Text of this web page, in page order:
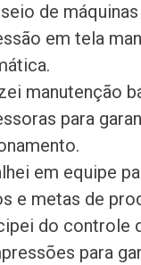
de
em tela
manutenção
para
em equipe
e metas de
do controle
para